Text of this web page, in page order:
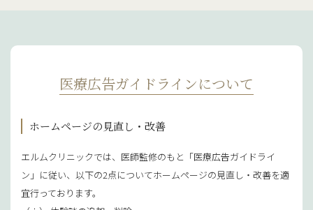
医療広告ガイドラインについて
ホームページの見直し・改善
エルムクリニックでは、医師監修のもと「医療広告ガイドライ
ン」に従い、以下の2点についてホームページの見直し・改善を適
宜行っております。